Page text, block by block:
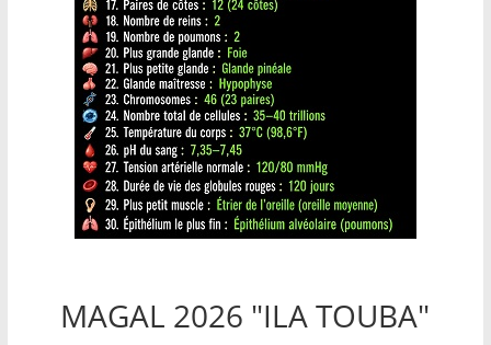
MAGAL 2026 "ILA TOUBA"